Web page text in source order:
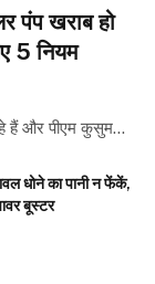
पंप खराब हो
5 नियम
हैं और पीएम कुसुम…
धोने का पानी न फेंकें,
बूस्टर